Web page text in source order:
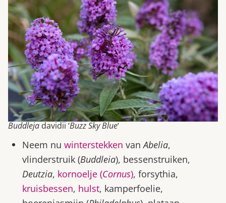
Buddleja davidii ‘Buzz Sky Blue‘
Neem nu winterstekken vanAbelia,
vlinderstruik (Buddleia), bessenstruiken,
Deutzia, kornoelje (Cornus), forsythia,
kruisbessen, hulst, kamperfoelie,